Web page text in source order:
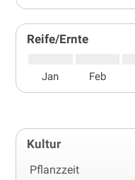
Reife/Ernte
Jan Feb
Kultur
Pflanzzeit